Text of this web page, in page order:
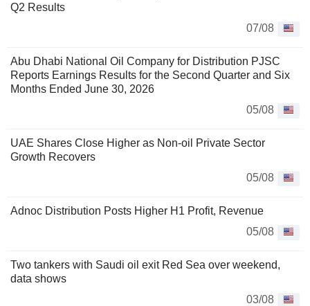
Q2 Results
07/08
Abu Dhabi National Oil Company for Distribution PJSC
Reports Earnings Results for the Second Quarter and Six
Months Ended June 30, 2026
05/08
UAE Shares Close Higher as Non-oil Private Sector
Growth Recovers
05/08
Adnoc Distribution Posts Higher H1 Profit, Revenue
05/08
Two tankers with Saudi oil exit Red Sea over weekend,
data shows
03/08